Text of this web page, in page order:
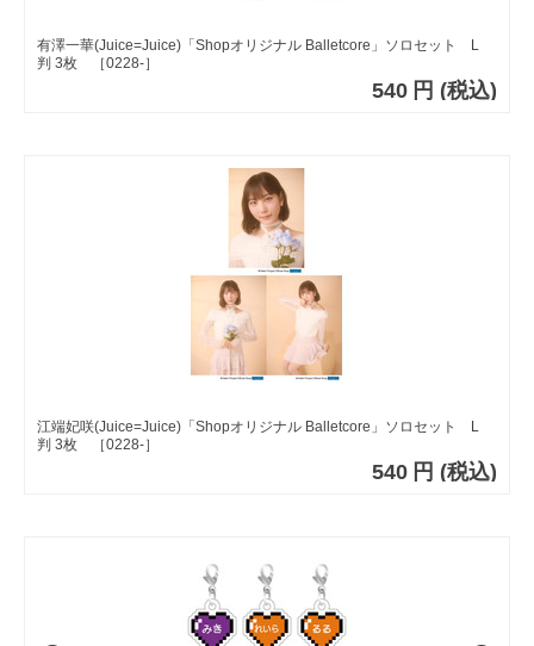
有澤一華(Juice=Juice)「Shopオリジナル Balletcore」ソロセット L
判 3枚 ［0228-］
540 円 (税込)
江端妃咲(Juice=Juice)「Shopオリジナル Balletcore」ソロセット L
判 3枚 ［0228-］
540 円 (税込)